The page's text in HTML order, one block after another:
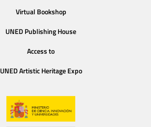
Virtual Bookshop
UNED Publishing House
Access to
UNED Artistic Heritage Expo